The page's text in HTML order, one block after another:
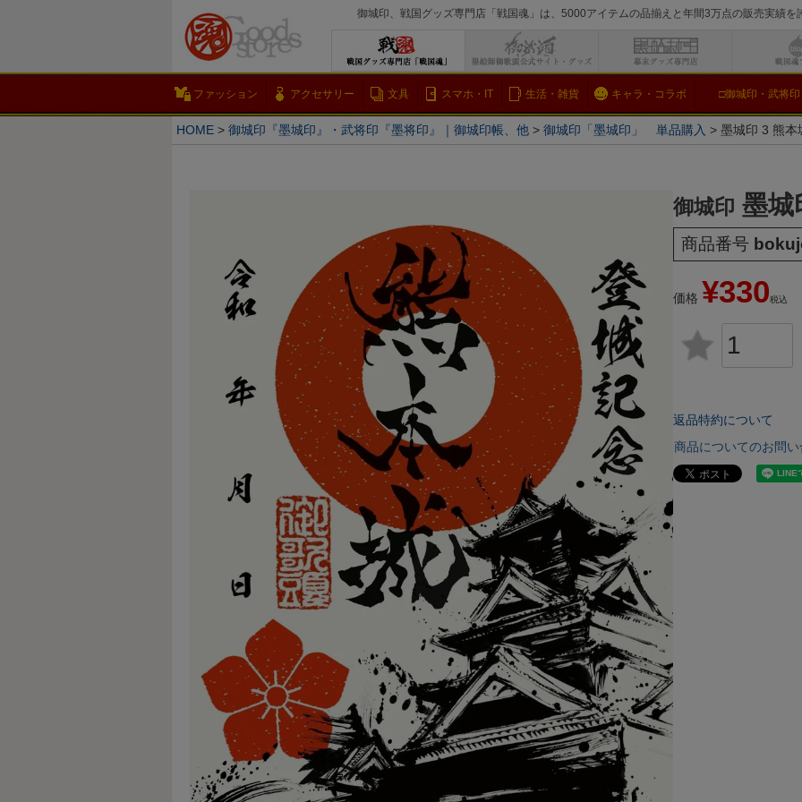
御城印、戦国グッズ専門店「戦国魂」は、5000アイテムの品揃えと年間3万点の販売実績
検索
ファッション アクセサリー 文具 スマホ・IT 生活・雑貨 キャラ・コラボ □御城印・武将印
HOME 御城印『墨城印』・武将印『墨将印』｜御城印帳、他 御城印「墨城印」 単品購入 墨城印 3 熊本
御城印 墨城
商品番号
価格 ¥330税込
返品特約について
商品についてのお問